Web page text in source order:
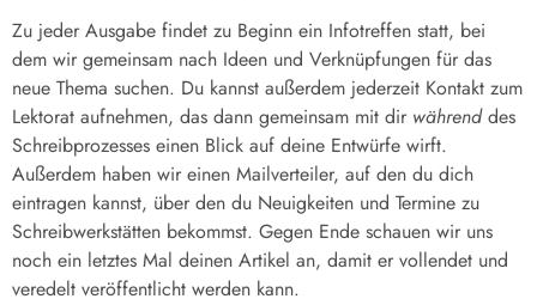
Zu jeder Ausgabe findet zu Beginn ein Infotreffen statt, bei
dem wir gemeinsam nach Ideen und Verknüpfungen für das
neue Thema suchen. Du kannst außerdem jederzeit Kontakt zum
Lektorat aufnehmen, das dann gemeinsam mit dir währenddes
Schreibprozesses einen Blick auf deine Entwürfe wirft.
Außerdem haben wir einen Mailverteiler, auf den du dich
eintragen kannst, über den du Neuigkeiten und Termine zu
Schreibwerkstätten bekommst. Gegen Ende schauen wir uns
noch ein letztes Mal deinen Artikel an, damit er vollendet und
veredelt veröffentlicht werden kann.